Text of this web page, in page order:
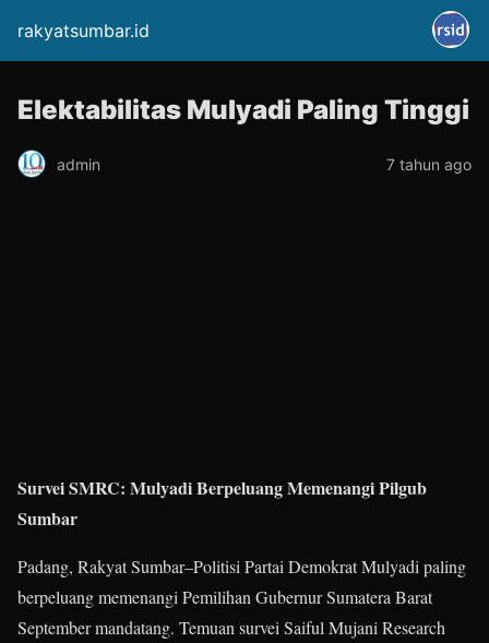
rakyatsumbar.id
Elektabilitas Mulyadi Paling Tinggi
admin 7 tahun ago
Survei SMRC: Mulyadi Berpeluang Memenangi Pilgub
Sumbar
Padang, Rakyat Sumbar–Politisi Partai Demokrat Mulyadi paling
berpeluang memenangi Pemilihan Gubernur Sumatera Barat
September mandatang. Temuan survei Saiful Mujani Research